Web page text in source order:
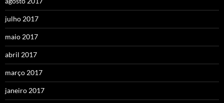
julho 2017
maio 2017
abril 2017
março 2017
janeiro 2017